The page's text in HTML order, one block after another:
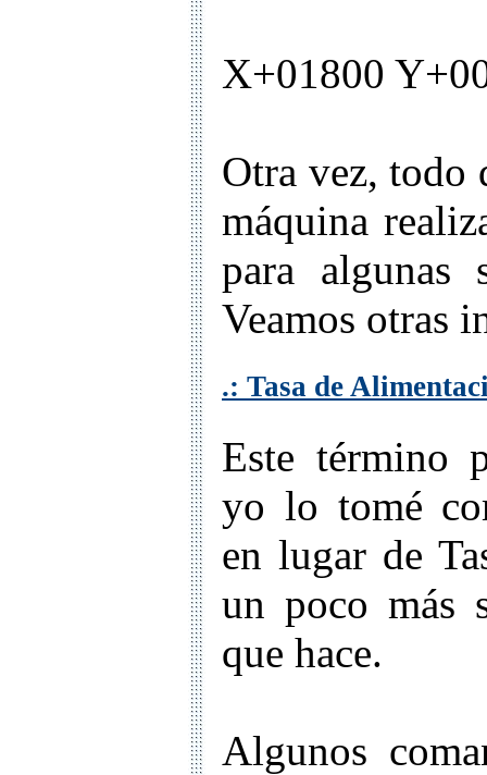
X+01800
Otra vez, todo
máquina
para algunas
Veamos otras
.: Tasa de
Este término
yo lo tomé
en lugar de
un poco más
que hace.
Algunos